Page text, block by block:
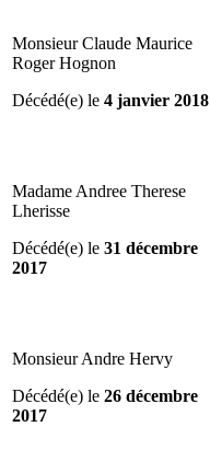
Monsieur Claude Maurice
Roger Hognon
Décédé(e) le 4 janvier 2018
Madame Andree Therese
Lherisse
Décédé(e) le 31 décembre
2017
Monsieur Andre Hervy
Décédé(e) le 26 décembre
2017